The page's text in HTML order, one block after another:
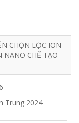
CHỌN LỌC ION
NANO CHẾ TẠO
Trung 2024